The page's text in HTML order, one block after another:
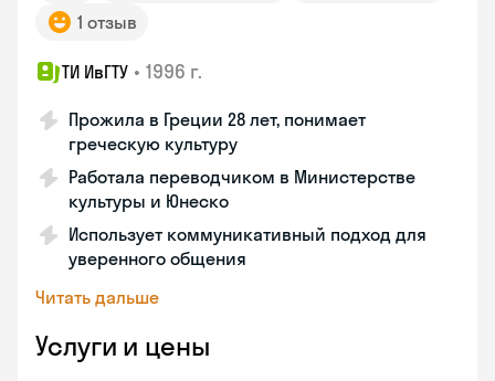
1 отзыв
ТИ ИвГТУ • 1996 г.
Прожила в Греции 28 лет, понимает
греческую культуру
Работала переводчиком в Министерстве
культуры и Юнеско
Использует коммуникативный подход для
уверенного общения
Читать дальше
Услуги и цены